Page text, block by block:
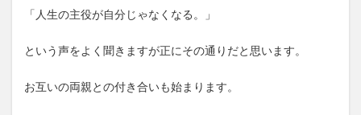
「人生の主役が自分じゃなくなる。」
という声をよく聞きますが正にその通りだと思います。
お互いの両親との付き合いも始まります。